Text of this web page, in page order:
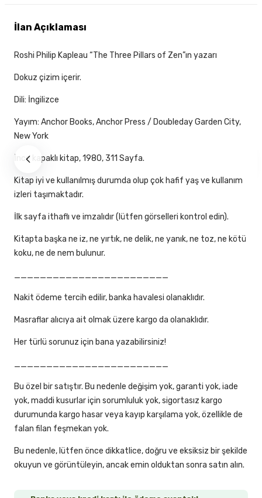
İlan Açıklaması
Roshi Philip Kapleau “The Three Pillars of Zen”ın yazarı
Dokuz çizim içerir.
Dili: İngilizce
Yayım: Anchor Books, Anchor Press / Doubleday Garden City,
New York
İnce kapaklı kitap, 1980, 311 Sayfa.
Kitap iyi ve kullanılmış durumda olup çok hafif yaş ve kullanım
izleri taşımaktadır.
İlk sayfa ithaflı ve imzalıdır (lütfen görselleri kontrol edin).
Kitapta başka ne iz, ne yırtık, ne delik, ne yanık, ne toz, ne kötü
koku, ne de nem bulunur.
________________________
Nakit ödeme tercih edilir, banka havalesi olanaklıdır.
Masraflar alıcıya ait olmak üzere kargo da olanaklıdır.
Her türlü sorunuz için bana yazabilirsiniz!
________________________
Bu özel bir satıştır. Bu nedenle değişim yok, garanti yok, iade
yok, maddi kusurlar için sorumluluk yok, sigortasız kargo
durumunda kargo hasar veya kayıp karşılama yok, özellikle de
falan filan feşmekan yok.
Bu nedenle, lütfen önce dikkatlice, doğru ve eksiksiz bir şekilde
okuyun ve görüntüleyin, ancak emin olduktan sonra satın alın.